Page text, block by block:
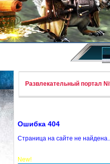
Развлекательный портал
Ошибка 404
Страница на сайте не
New!